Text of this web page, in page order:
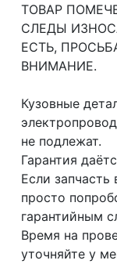
ТОВАР
СЛЕДЫ
ЕСТЬ,
ВНИМАНИЕ.
Кузовные
не подлежат.
Гарантия
Если
просто
гарантийным
Время на
уточняйте у